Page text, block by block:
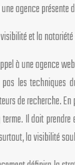
agence présente
et la
à une agence
les techniques
de recherche.
Il doit
la visibilité